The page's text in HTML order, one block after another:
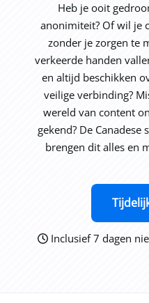
Heb je ooit
anonimiteit? Of wil je
zonder je zorgen te
verkeerde handen
en altijd beschikken
veilige verbinding?
wereld van content
gekend? De Canadese
brengen dit alles en
Inclusief 7 dagen